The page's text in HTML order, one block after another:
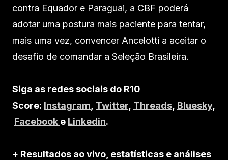
contra Equador e Paraguai, a CBF poderá
adotar uma postura mais paciente para tentar,
mais uma vez, convencer Ancelotti a aceitar o
desafio de comandar a Seleção Brasileira.
Siga as redes sociais do R10
Score: Instagram Twitter Threads Bluesky,
Facebook e Linkedin.
+ Resultados ao vivo, estatísticas e análises